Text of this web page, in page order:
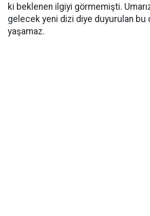
ki beklenen ilgiyi görmemişti.
gelecek yeni dizi diye duyurulan bu
yaşamaz.